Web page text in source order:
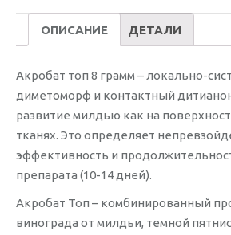
ОПИСАНИЕ ДЕТАЛИ
Акробат топ 8 грамм – локально-
диметоморф и контактный
развитие милдью как на
тканях. Это определяет
эффективность и
препарата (10-14 дней).
Акробат Топ – комбинированный
винограда от милдьи, темной